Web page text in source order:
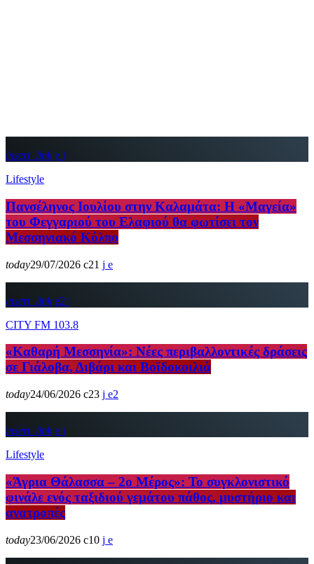
insert_link
Lifestyle
Πανσέληνος Ιουλίου στην Καλαμάτα: Η «Μαγεία»
του Φεγγαριού του Ελαφιού θα φωτίσει τον
Μεσσηνιακό Κόλπο
today29/07/2026 21
insert_link
2
CITY FM 103.8
«Καθαρή Μεσσηνία»: Νέες περιβαλλοντικές δράσεις
σε Γιάλοβα, Διβάρι και Βοϊδοκοιλιά
today24/06/2026 23 2
insert_link
Lifestyle
«Άγρια Θάλασσα – 2ο Μέρος»: Το συγκλονιστικό
φινάλε ενός ταξιδιού γεμάτου πάθος, μυστήριο και
ανατροπές
today23/06/2026 10